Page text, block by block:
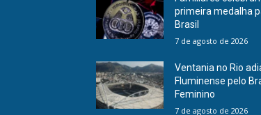
primeira medalha
Brasil
7 de agosto de 2026
Ventania no Rio
Fluminense pelo
Feminino
7 de agosto de 2026